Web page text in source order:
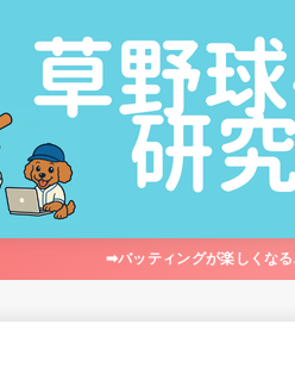
➡︎バッティングが楽しくなる